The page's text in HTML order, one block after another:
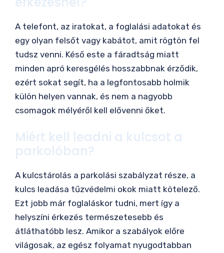
A telefont, az iratokat, a foglalási adatokat és
egy olyan felsőt vagy kabátot, amit rögtön fel
tudsz venni. Késő este a fáradtság miatt
minden apró keresgélés hosszabbnak érződik,
ezért sokat segít, ha a legfontosabb holmik
külön helyen vannak, és nem a nagyobb
csomagok mélyéről kell elővenni őket.
Miért kell leadni a kulcsot a
parkolóban?
A kulcstárolás a parkolási szabályzat része, a
kulcs leadása tűzvédelmi okok miatt kötelező.
Ezt jobb már foglaláskor tudni, mert így a
helyszíni érkezés természetesebb és
átláthatóbb lesz. Amikor a szabályok előre
világosak, az egész folyamat nyugodtabban